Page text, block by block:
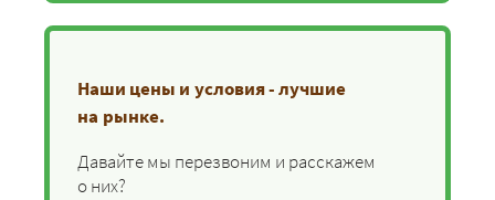
Наши цены и условия - лучшие
на рынке.
Давайте мы перезвоним и расскажем
о них?